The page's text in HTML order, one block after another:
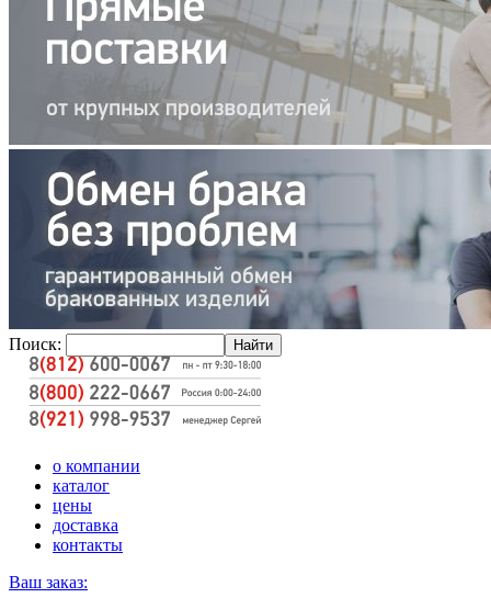
Поиск:
о компании
каталог
цены
доставка
контакты
Ваш заказ: